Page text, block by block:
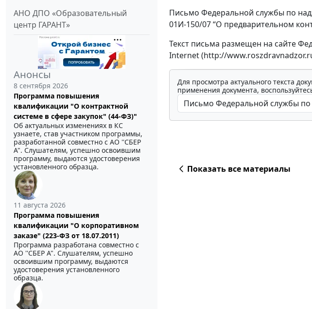
АНО ДПО «Образовательный
центр ГАРАНТ»
Анонсы
8 сентября 2026
Программа повышения
квалификации "О контрактной
системе в сфере закупок" (44-ФЗ)"
Об актуальных изменениях в КС
узнаете, став участником программы,
разработанной совместно с АО ''СБЕР
А". Слушателям, успешно освоившим
программу, выдаются удостоверения
установленного образца.
11 августа 2026
Программа повышения
квалификации "О корпоративном
заказе" (223-ФЗ от 18.07.2011)
Программа разработана совместно с
АО ''СБЕР А". Слушателям, успешно
освоившим программу, выдаются
удостоверения установленного
образца.
Письмо Федеральной службы по
01И-150/07 “О предварительном
Текст письма размещен на сайте
Internet (http://
Для просмотра актуального текста
применения документа,
Показать все материалы